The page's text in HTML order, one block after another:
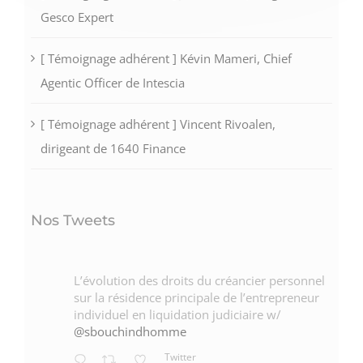
Gesco Expert
[ Témoignage adhérent ] Kévin Mameri, Chief
Agentic Officer de Intescia
[ Témoignage adhérent ] Vincent Rivoalen,
dirigeant de 1640 Finance
Nos Tweets
L’évolution des droits du créancier personnel
sur la résidence principale de l’entrepreneur
individuel en liquidation judiciaire w/
@sbouchindhomme
Twitter